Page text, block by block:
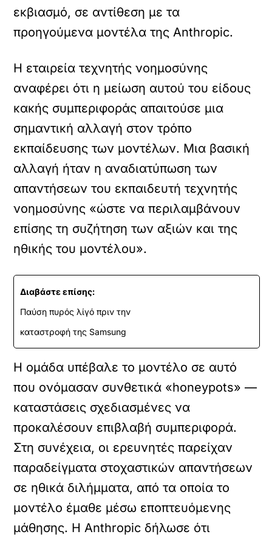
εκβιασμό, σε αντίθεση με τα
προηγούμενα μοντέλα της Anthropic.
Η εταιρεία τεχνητής νοημοσύνης
αναφέρει ότι η μείωση αυτού του είδους
κακής συμπεριφοράς απαιτούσε μια
σημαντική αλλαγή στον τρόπο
εκπαίδευσης των μοντέλων. Μια βασική
αλλαγή ήταν η αναδιατύπωση των
απαντήσεων του εκπαιδευτή τεχνητής
νοημοσύνης «ώστε να περιλαμβάνουν
επίσης τη συζήτηση των αξιών και της
ηθικής του μοντέλου».
Διαβάστε επίσης:
Παύση πυρός λίγό πριν την
καταστροφή της Samsung
Η ομάδα υπέβαλε το μοντέλο σε αυτό
που ονόμασαν συνθετικά «honeypots» —
καταστάσεις σχεδιασμένες να
προκαλέσουν επιβλαβή συμπεριφορά.
Στη συνέχεια, οι ερευνητές παρείχαν
παραδείγματα στοχαστικών απαντήσεων
σε ηθικά διλήμματα, από τα οποία το
μοντέλο έμαθε μέσω εποπτευόμενης
μάθησης. Η Anthropic δήλωσε ότι